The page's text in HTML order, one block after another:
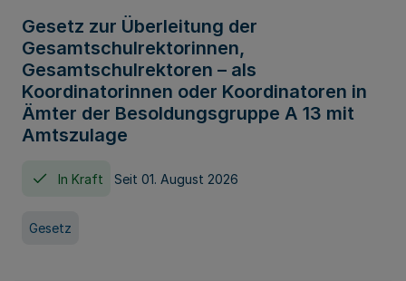
Gesetz zur Überleitung der
Gesamtschulrektorinnen,
Gesamtschulrektoren – als
Koordinatorinnen oder Koordinatoren in
Ämter der Besoldungsgruppe A 13 mit
Amtszulage
In Kraft Seit 01. August 2026
Gesetz